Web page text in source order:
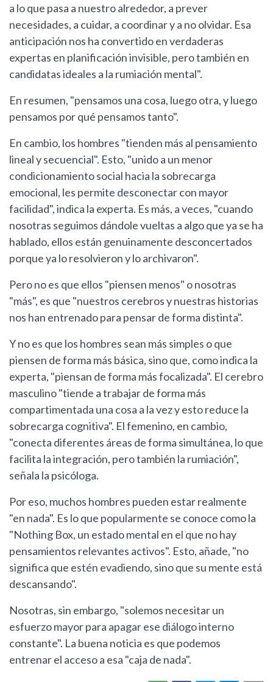
a lo que pasa a nuestro alrededor, a prever
necesidades, a cuidar, a coordinar y a no olvidar. Esa
anticipación nos ha convertido en verdaderas
expertas en planificación invisible, pero también en
candidatas ideales a la rumiación mental".
En resumen, "pensamos una cosa, luego otra, y luego
pensamos por qué pensamos tanto".
En cambio, los hombres "tienden más al pensamiento
lineal y secuencial". Esto, "unido a un menor
condicionamiento social hacia la sobrecarga
emocional, les permite desconectar con mayor
facilidad", indica la experta. Es más, a veces, "cuando
nosotras seguimos dándole vueltas a algo que ya se ha
hablado, ellos están genuinamente desconcertados
porque ya lo resolvieron y lo archivaron".
Pero no es que ellos "piensen menos" o nosotras
"más", es que "nuestros cerebros y nuestras historias
nos han entrenado para pensar de forma distinta".
Y no es que los hombres sean más simples o que
piensen de forma más básica, sino que, como indica la
experta, "piensan de forma más focalizada". El cerebro
masculino "tiende a trabajar de forma más
compartimentada una cosa a la vez y esto reduce la
sobrecarga cognitiva". El femenino, en cambio,
"conecta diferentes áreas de forma simultánea, lo que
facilita la integración, pero también la rumiación",
señala la psicóloga.
Por eso, muchos hombres pueden estar realmente
"en nada". Es lo que popularmente se conoce como la
"Nothing Box, un estado mental en el que no hay
pensamientos relevantes activos". Esto, añade, "no
significa que estén evadiendo, sino que su mente está
descansando".
Nosotras, sin embargo, "solemos necesitar un
esfuerzo mayor para apagar ese diálogo interno
constante". La buena noticia es que podemos
entrenar el acceso a esa "caja de nada".